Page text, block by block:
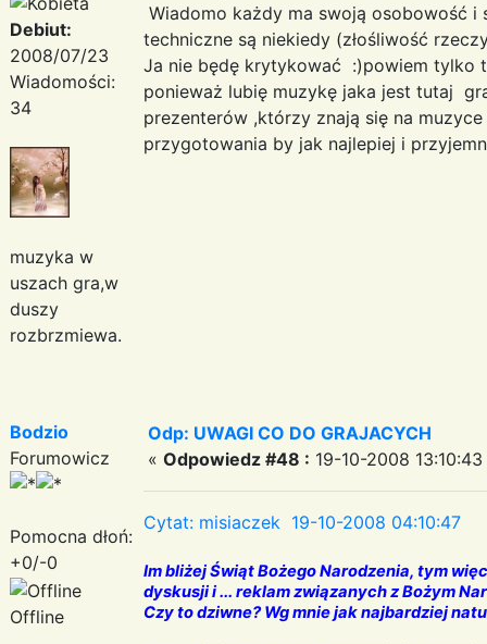
Debiut:
2008/07/23
Wiadomości:
34
muzyka w
uszach gra,w
duszy
rozbrzmiewa.
Wiadomo każdy ma swoją osobowość
techniczne są niekiedy (złośliwość
Ja nie będę krytykować :)powiem tylko
ponieważ lubię muzykę jaka jest tutaj
prezenterów ,którzy znają się na
przygotowania by jak najlepiej i
Bodzio
Forumowicz
Pomocna dłoń:
+0/-0
Offline
Odp: UWAGI CO DO GRAJACYCH
« Odpowiedz #48 : 19-10-2008 13:10:43
Cytat: misiaczek 19-10-2008 04:10:47
Im bliżej Świąt Bożego Narodzenia, tym
dyskusji i ... reklam związanych z Bożym
Czy to dziwne? Wg mnie jak najbardziej